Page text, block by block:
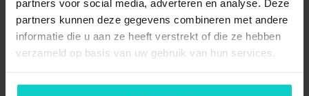
partners voor social media, adverteren en analyse. Deze
partners kunnen deze gegevens combineren met andere
informatie die u aan ze heeft verstrekt of die ze hebben
verzameld op basis van uw gebruik van hun services.